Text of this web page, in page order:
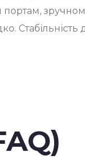
товарів:
і великих